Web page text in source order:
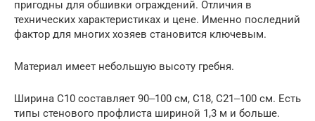
пригодны для обшивки ограждений. Отличия в
технических характеристиках и цене. Именно последний
фактор для многих хозяев становится ключевым.
Материал имеет небольшую высоту гребня.
Ширина С10 составляет 90‒100 см, С18, С21‒100 см. Есть
типы стенового профлиста шириной 1,3 м и больше.